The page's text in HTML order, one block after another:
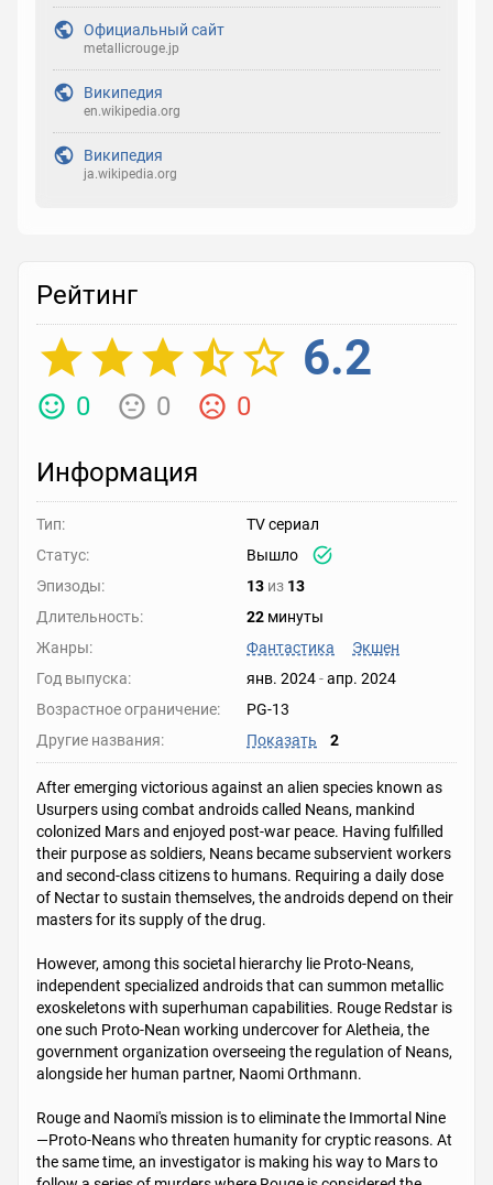
Официальный сайт
metallicrouge.jp
Википедия
en.wikipedia.org
Википедия
ja.wikipedia.org
Рейтинг
6.2
0 0 0
Информация
Тип:
TV сериал
Статус:
Вышло
Эпизоды:
13 из 13
Длительность:
22 минуты
Жанры:
Фантастика
Экшен
Год выпуска:
янв. 2024-апр. 2024
Возрастное ограничение:
PG-13
Другие названия:
Показать 2
After emerging victorious against an alien species known as
Usurpers using combat androids called Neans, mankind
colonized Mars and enjoyed post-war peace. Having fulfilled
their purpose as soldiers, Neans became subservient workers
and second-class citizens to humans. Requiring a daily dose
of Nectar to sustain themselves, the androids depend on their
masters for its supply of the drug.
However, among this societal hierarchy lie Proto-Neans,
independent specialized androids that can summon metallic
exoskeletons with superhuman capabilities. Rouge Redstar is
one such Proto-Nean working undercover for Aletheia, the
government organization overseeing the regulation of Neans,
alongside her human partner, Naomi Orthmann.
Rouge and Naomi's mission is to eliminate the Immortal Nine
—Proto-Neans who threaten humanity for cryptic reasons. At
the same time, an investigator is making his way to Mars to